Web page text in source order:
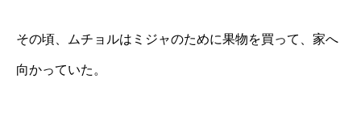
その頃、ムチョルはミジャのために果物を買って、家へ
向かっていた。